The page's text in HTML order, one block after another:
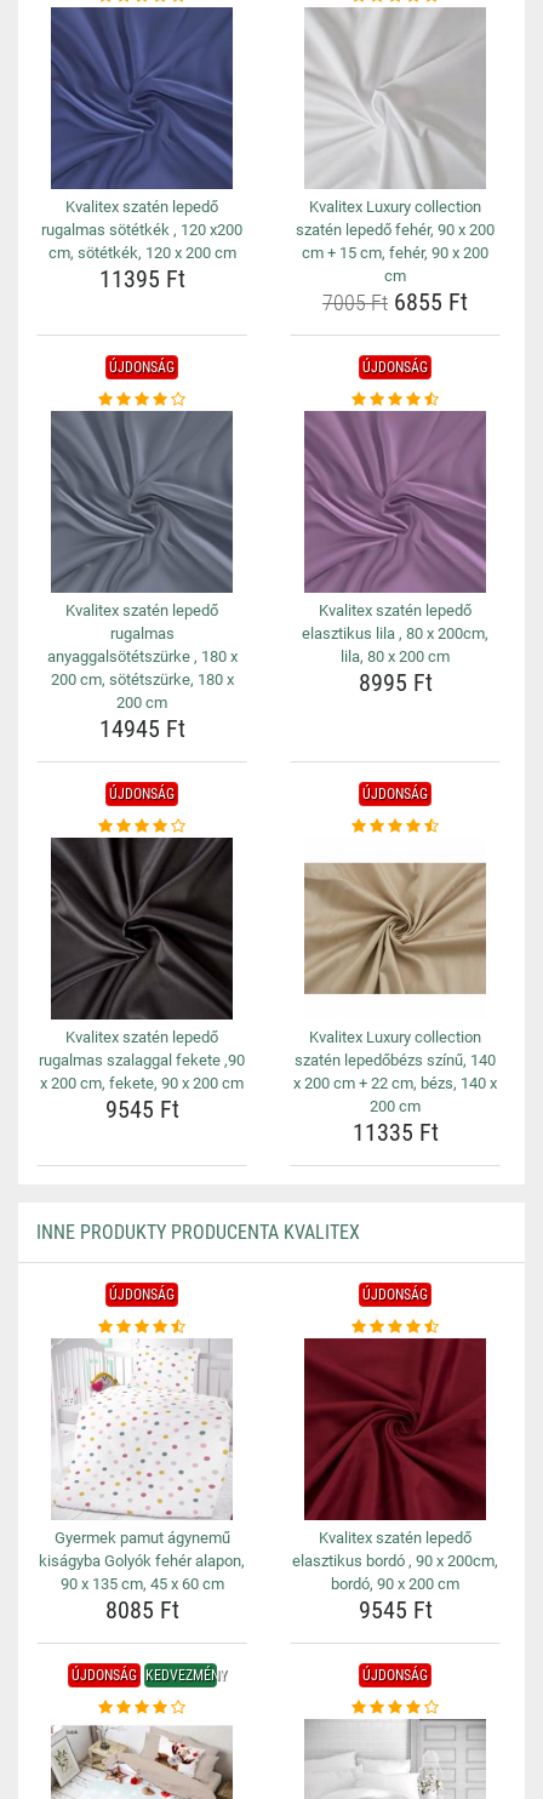
Kvalitex szatén lepedő
rugalmas sötétkék , 120 x200
cm, sötétkék, 120 x 200 cm
11395 Ft
Kvalitex Luxury collection
szatén lepedő fehér, 90 x 200
cm + 15 cm, fehér, 90 x 200
cm
7005 Ft 6855 Ft
ÚJDONSÁG
Kvalitex szatén lepedő
rugalmas
anyaggalsötétszürke , 180 x
200 cm, sötétszürke, 180 x
200 cm
14945 Ft
ÚJDONSÁG
Kvalitex szatén lepedő
elasztikus lila , 80 x 200cm,
lila, 80 x 200 cm
8995 Ft
ÚJDONSÁG
Kvalitex szatén lepedő
rugalmas szalaggal fekete ,90
x 200 cm, fekete, 90 x 200 cm
9545 Ft
ÚJDONSÁG
Kvalitex Luxury collection
szatén lepedőbézs színű, 140
x 200 cm + 22 cm, bézs, 140 x
200 cm
11335 Ft
INNE PRODUKTY PRODUCENTA KVALITEX
ÚJDONSÁG
Gyermek pamut ágynemű
kiságyba Golyók fehér alapon,
90 x 135 cm, 45 x 60 cm
8085 Ft
ÚJDONSÁG
Kvalitex szatén lepedő
elasztikus bordó , 90 x 200cm,
bordó, 90 x 200 cm
9545 Ft
ÚJDONSÁG KEDVEZMÉNY ÚJDONSÁG